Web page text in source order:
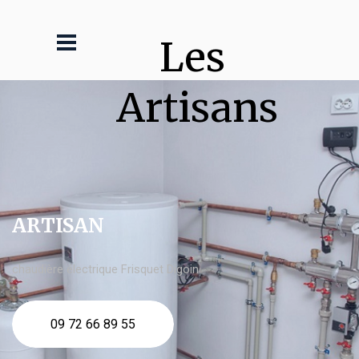
Les
Artisans
ARTISAN
chaudière électrique Frisquet Digoin
09 72 66 89 55